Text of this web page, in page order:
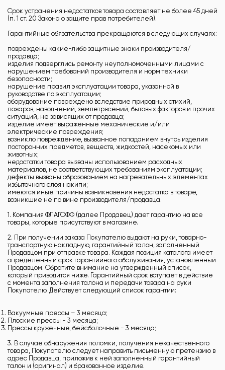
Срок устранения недостатков товара составляет не более 45 дней
(п. 1 ст. 20 Закона о защите прав потребителей).
Гарантийные обязательства прекращаются в следующих случаях:
повреждены какие-либо защитные знаки производителя/
продавца;
изделия подверглись ремонту неуполномоченными лицами с
нарушением требований производителя и норм техники
безопасности;
нарушение правил эксплуатации товара, указанной в
руководстве по эксплуатации;
оборудование повреждено вследствие природных стихий,
пожаров, наводнений, землетрясений, бытовых факторов и прочих
ситуаций, не зависящих от продавца;
изделие имеет выраженные механические и/или
электрические повреждения;
возникло повреждение, вызванное попаданием внутрь изделия
посторонних предметов, веществ, жидкостей, насекомых или
животных;
недостатки товара вызваны использованием расходных
материалов, не соответствующих требованиям эксплуатации;
дефекты вызваны образованием на нагревательных элементах
избыточного слоя накипи;
имеются иные причины возникновения недостатка в товаре,
возникшие не по вине производителя/продавца.
1. Компания ФЛАГОФФ (далее Продавец) дает гарантию на все
товары, которые присутствуют в магазине.
2. При получении заказа Покупателю выдают на руки, товарно-
транспортную накладную, гарантийный талон, заполненный
Продавцом при отправке товара. Каждая позиция каталога имеет
определенный срок гарантийного обслуживания, установленный
Продавцом. Обратите внимание на утвержденный список,
который приводится ниже. Гарантийный срок вступает в действие
с момента заполнения талона и передачи товара на руки
Покупателю. Действует следующий список гарантии:
Вакуумные прессы – 3 месяца;
Плоские прессы - 3 месяца;
Прессы кружечные, бейсболочные - 3 месяца;
3. В случае обнаружения поломки, получения некачественного
товара, Покупателю следует направить письменную претензию в
адрес Продавца, приложив к ней заполненный гарантийный
талон и (оригинал) и бракованное изделие.